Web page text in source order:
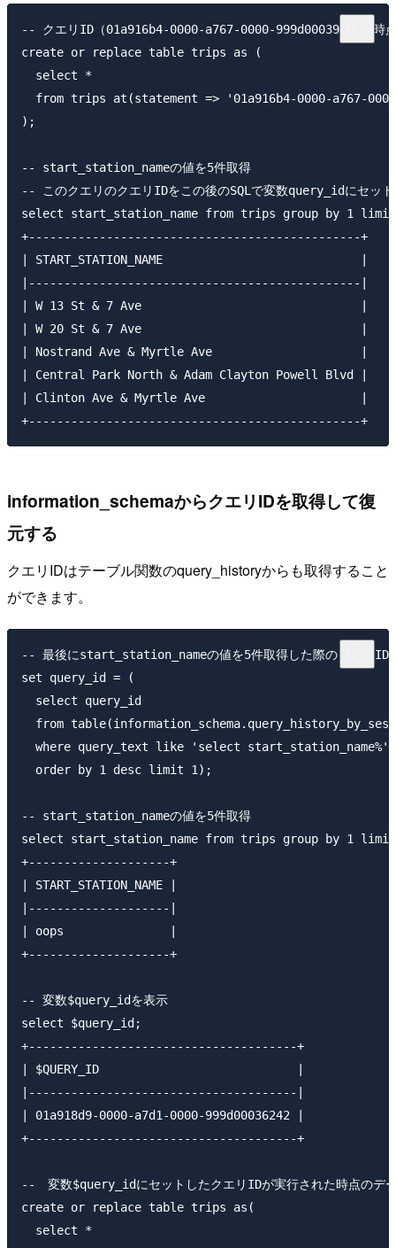
-- クエリID（01a916b4-0000-a767-0000-999d0003919e）時
create or replace table trips as (
  select *
from trips at(statement => '01a916b4-0000-a767-
);
-- start_station_nameの値を5件取得
-- このクエリのクエリIDをこの後のSQLで変数query_idにセット
select start_station_name from trips group by 1
| START_STATION_NAME                            |
|-----------------------------------------------|
| W 13 St & 7 Ave                               |
| W 20 St & 7 Ave                               |
| Nostrand Ave & Myrtle Ave                     |
| Central Park North & Adam Clayton Powell Blvd |
| Clinton Ave & Myrtle Ave                      |
information_schemaからクエリIDを取得して復
元する
クエリIDはテーブル関数のquery_historyからも取得すること
ができます。
-- 最後にstart_station_nameの値を5件取得した際のクエリID
set query_id = (
  select query_id
from
  where query_text like 'select start_station_name%'
  order by 1 desc limit 1);
-- start_station_nameの値を5件取得
select start_station_name from trips group by 1
| START_STATION_NAME |
|--------------------|
| oops               |
+--------------------+
-- 変数$query_idを表示
select $query_id;
| $QUERY_ID                            |
|--------------------------------------|
| 01a918d9-0000-a7d1-0000-999d00036242 |
+--------------------------------------+
--　変数$query_idにセットしたクエリIDが実行された時点のデ
create or replace table trips as(
  select *